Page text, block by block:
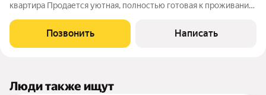
квартира Продается уютная, полностью готовая к проживанию
пятиэтажного кирпичного дома по адресу: г. Казань, ул. 25 лет
Октября, д. 6. Главные
Позвонить Написать
Люди также ищут